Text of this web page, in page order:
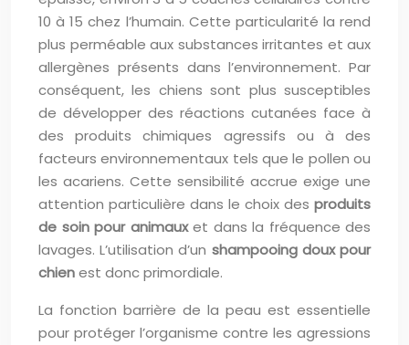
10 à 15 chez l’humain. Cette particularité la rend
plus perméable aux substances irritantes et aux
allergènes présents dans l’environnement. Par
conséquent, les chiens sont plus susceptibles
de développer des réactions cutanées face à
des produits chimiques agressifs ou à des
facteurs environnementaux tels que le pollen ou
les acariens. Cette sensibilité accrue exige une
attention particulière dans le choix des produits
de soin pour animauxet dans la fréquence des
lavages. L’utilisation d’un shampooing doux pour
chienest donc primordiale.
La fonction barrière de la peau est essentielle
pour protéger l’organisme contre les agressions